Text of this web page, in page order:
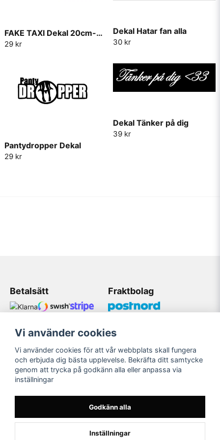
FAKE TAXI Dekal 20cm-30cm
29 kr
Dekal Hatar fan alla
30 kr
Pantydropper Dekal
29 kr
Dekal Tänker på dig
39 kr
Betalsätt Fraktbolag
Kundtjänst
Mobil: 08 509 075 83
Mail: Bildekaler@gmail.com
Öppetider 11:00-18:00
Vi använder cookies
Vi använder cookies för att vår webbplats skall fungera
och erbjuda dig bästa upplevelse. Bekräfta ditt samtycke
genom att trycka på godkänn alla eller anpassa via
inställningar
Godkänn alla
Inställningar